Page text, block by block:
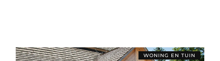
WONING EN TUIN